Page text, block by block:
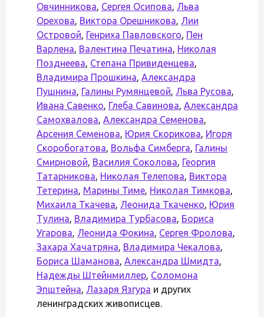
Овчинникова, Сергея Осипова, Льва
Орехова, Виктора Орешникова, Лии
Островой, Генриха Павловского, Пен
Варлена, Валентина Печатина, Николая
Позднеева, Степана Привиденцева,
Владимира Прошкина, Александра
Пушнина, Галины Румянцевой, Льва Русова,
Ивана Савенко, Глеба Савинова, Александра
Самохвалова, Александра Семенова,
Арсения Семенова, Юрия Скорикова, Игоря
Скоробогатова, Вольфа Симберга, Галины
Смирновой, Василия Соколова, Георгия
Татарникова, Николая Телепова, Виктора
Тетерина, Марины Тиме, Николая Тимкова,
Михаила Ткачева, Леонида Ткаченко, Юрия
Тулина, Владимира Турбасова, Бориса
Угарова, Леонида Фокина, Сергея Фролова,
Захара Хачатряна, Владимира Чекалова,
Бориса Шаманова, Александра Шмидта,
Надежды Штейнмиллер, Соломона
Эпштейна, Лазаря Язгура и других
ленинградских живописцев.